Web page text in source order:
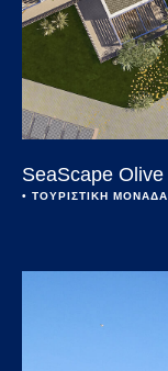
SeaScape Olive
• ΤΟΥΡΙΣΤΙΚΗ ΜΟΝΑΔΑ
Open link